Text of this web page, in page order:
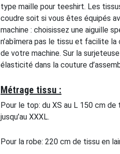
type maille pour teeshirt. Les
coudre soit si vous êtes équipés
machine : choisissez une aiguille
n’abîmera pas le tissu et facilite
de votre machine. Sur la
élasticité dans la couture
Métrage tissu :
Pour le top: du XS au L 150 cm
jusqu’au XXXL.
Pour la robe: 220 cm de tissu en